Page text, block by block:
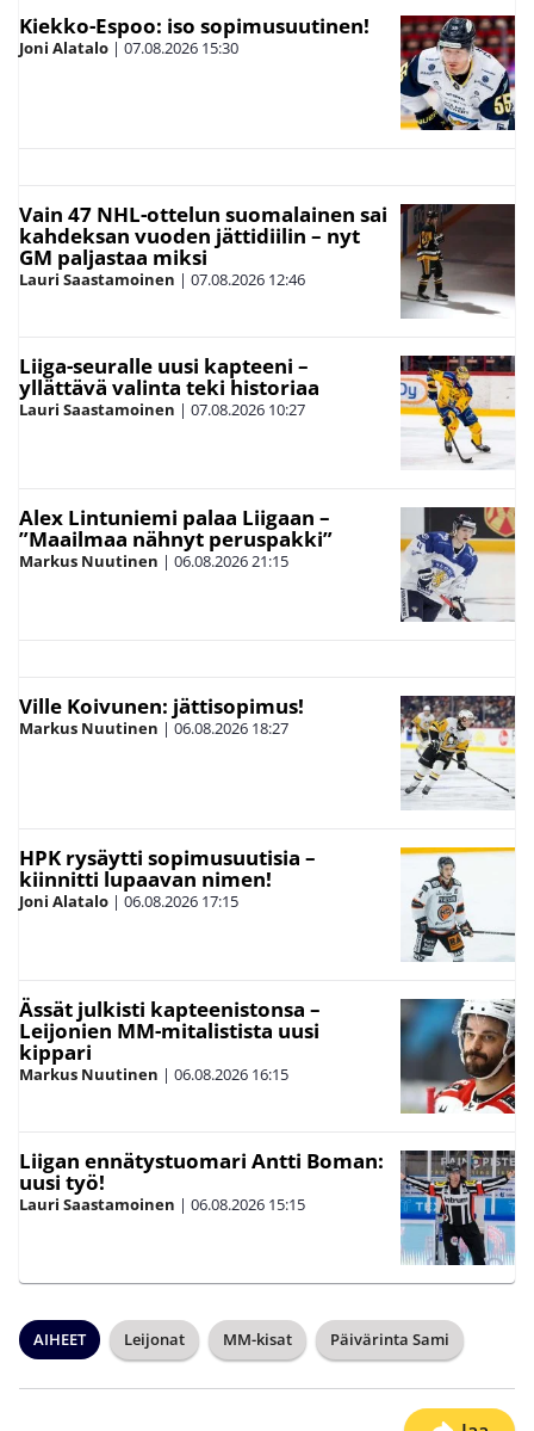
Kiekko-Espoo: iso sopimusuutinen!
Joni Alatalo | 07.08.2026 15:30
Vain 47 NHL-ottelun suomalainen sai
kahdeksan vuoden jättidiilin – nyt
GM paljastaa miksi
Lauri Saastamoinen | 07.08.2026 12:46
Liiga-seuralle uusi kapteeni –
yllättävä valinta teki historiaa
Lauri Saastamoinen | 07.08.2026 10:27
Alex Lintuniemi palaa Liigaan –
”Maailmaa nähnyt peruspakki”
Markus Nuutinen | 06.08.202621:15
Ville Koivunen: jättisopimus!
Markus Nuutinen | 06.08.2026 18:27
HPK rysäytti sopimusuutisia –
kiinnitti lupaavan nimen!
Joni Alatalo | 06.08.2026 17:15
Ässät julkisti kapteenistonsa –
Leijonien MM-mitalistista uusi
kippari
Markus Nuutinen | 06.08.2026 16:15
Liigan ennätystuomari Antti Boman:
uusi työ!
Lauri Saastamoinen | 06.08.2026 15:15
AIHEET Leijonat MM-kisat Päivärinta Sami